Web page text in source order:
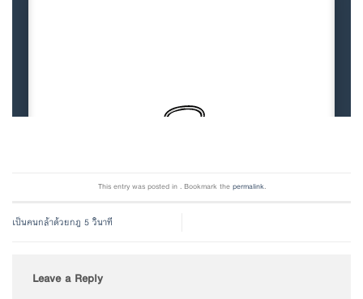
This entry was posted in . Bookmark thepermalink.
เป็นคนกล้าด้วยกฎ 5 วินาที
Leave a Reply